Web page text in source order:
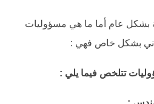
بشكل عام أما ما هي مسؤوليات
بشكل خاص فهي :
تتلخص فيما يلي :